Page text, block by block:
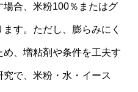
合、米粉100％またはグ
す。ただし、膨らみにく
、増粘剤や条件を工夫す
で、米粉・水・イース